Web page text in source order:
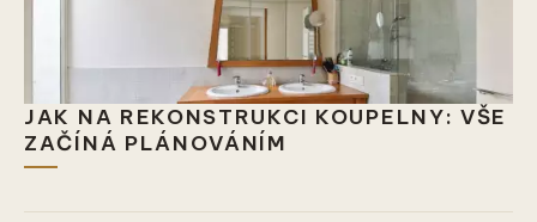
JAK NA REKONSTRUKCI KOUPELNY: VŠE
ZAČÍNÁ PLÁNOVÁNÍM